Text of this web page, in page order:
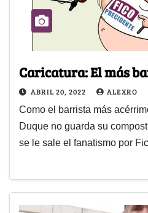
Caricatura: El más
ABRIL 20, 2022 ALEXRO
Como el barrista más
Duque no guarda su
se le sale el fanatismo por